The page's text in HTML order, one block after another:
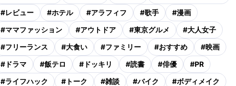
#レビュー #ホテル #アラフィフ #歌手 #漫画
#ママファッション #アウトドア #東京グルメ #大人女子
#フリーランス #大食い #ファミリー #おすすめ #映画
# ドラマ #飯テロ # ドッキリ #読書 #俳優 #PR
#ライフハック # トーク #雑談 #バイク #ボディメイク